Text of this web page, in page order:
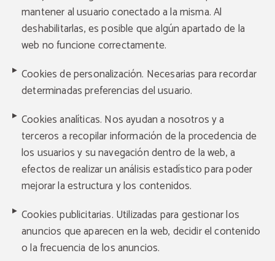
mantener al usuario conectado a la misma. Al
deshabilitarlas, es posible que algún apartado de la
web no funcione correctamente.
Cookies de personalización. Necesarias para recordar
determinadas preferencias del usuario.
Cookies analíticas. Nos ayudan a nosotros y a
terceros a recopilar información de la procedencia de
los usuarios y su navegación dentro de la web, a
efectos de realizar un análisis estadístico para poder
mejorar la estructura y los contenidos.
Cookies publicitarias. Utilizadas para gestionar los
anuncios que aparecen en la web, decidir el contenido
o la frecuencia de los anuncios.